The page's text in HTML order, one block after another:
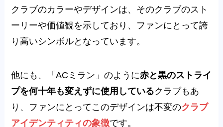
クラブのカラーやデザインは、そのクラブのスト
ーリーや価値観を示しており、ファンにとって誇
り高いシンボルとなっています。
他にも、「ACミラン」のように赤と黒のストライ
プを何十年も変えずに使用しているクラブもあ
り、ファンにとってこのデザインは不変のクラブ
アイデンティティの象徴です。